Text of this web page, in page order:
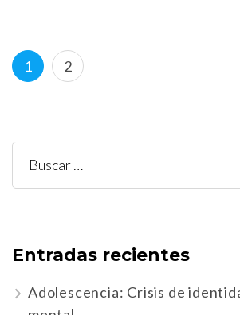
Paginación
de
Página
1 Página
2
Buscar:
Entradas recientes
Adolescencia: Crisis de